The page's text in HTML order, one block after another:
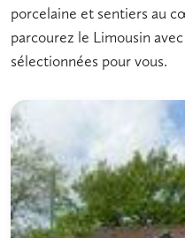
porcelaine et sentiers au
parcourez le Limousin
sélectionnées pour vous.